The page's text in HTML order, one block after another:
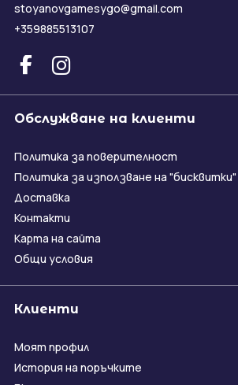
stoyanovgamesygo@gmail.com
+359885513107
Обслужване на клиенти
Политика за поверителност
Политика за използване на "бисквитки"
Доставка
Контакти
Карта на сайта
Общи условия
Клиенти
Моят профил
История на поръчките